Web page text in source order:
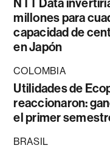
NTT Data
millones para
capacidad de
en Japón
COLOMBIA
Utilidades de
reaccionaron:
el primer
BRASIL